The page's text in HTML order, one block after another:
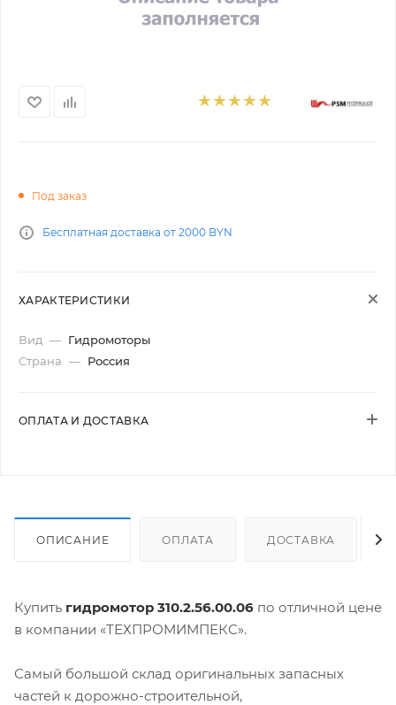
Под заказ
Бесплатная доставка от 2000 BYN
ХАРАКТЕРИСТИКИ
Вид — Гидромоторы
Страна — Россия
ОПЛАТА И ДОСТАВКА
ОПИСАНИЕ ОПЛАТА ДОСТАВКА
Купить гидромотор 310.2.56.00.06 по отличной цене
в компании «ТЕХПРОМИМПЕКС».
Самый большой склад оригинальных запасных
частей к дорожно-строительной,